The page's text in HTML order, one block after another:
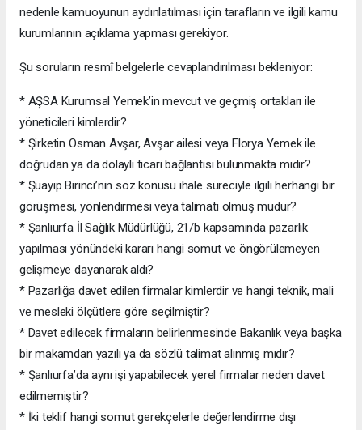
nedenle kamuoyunun aydınlatılması için tarafların ve ilgili kamu
kurumlarının açıklama yapması gerekiyor.
Şu soruların resmî belgelerle cevaplandırılması bekleniyor:
* AŞSA Kurumsal Yemek’in mevcut ve geçmiş ortakları ile
yöneticileri kimlerdir?
* Şirketin Osman Avşar, Avşar ailesi veya Florya Yemek ile
doğrudan ya da dolaylı ticari bağlantısı bulunmakta mıdır?
* Şuayıp Birinci’nin söz konusu ihale süreciyle ilgili herhangi bir
görüşmesi, yönlendirmesi veya talimatı olmuş mudur?
* Şanlıurfa İl Sağlık Müdürlüğü, 21/b kapsamında pazarlık
yapılması yönündeki kararı hangi somut ve öngörülemeyen
gelişmeye dayanarak aldı?
* Pazarlığa davet edilen firmalar kimlerdir ve hangi teknik, mali
ve mesleki ölçütlere göre seçilmiştir?
* Davet edilecek firmaların belirlenmesinde Bakanlık veya başka
bir makamdan yazılı ya da sözlü talimat alınmış mıdır?
* Şanlıurfa’da aynı işi yapabilecek yerel firmalar neden davet
edilmemiştir?
* İki teklif hangi somut gerekçelerle değerlendirme dışı